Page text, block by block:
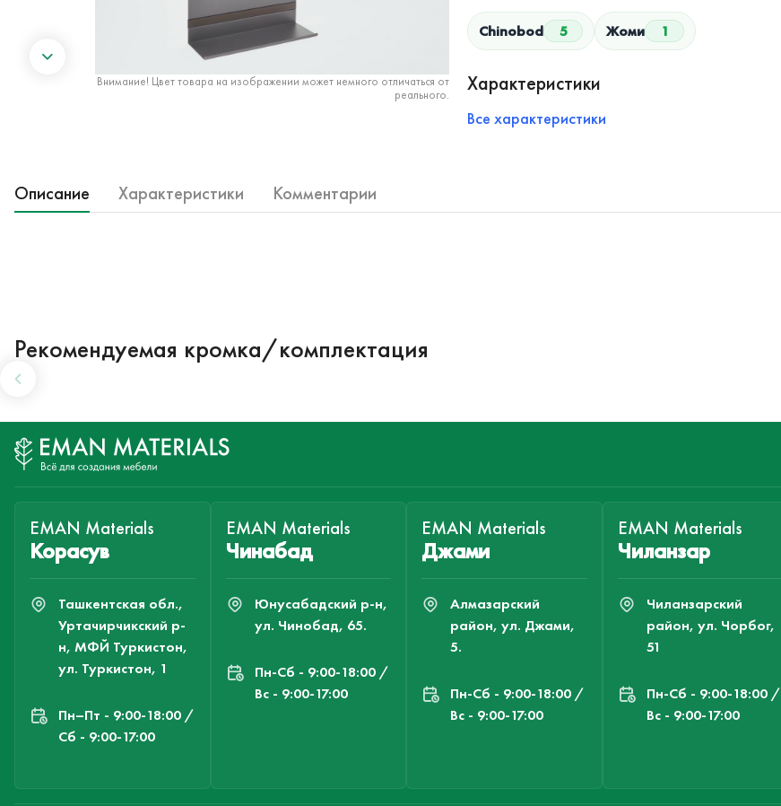
Внимание! Цвет товара на изображении может немного отличаться от
реального.
Chinobod 5 Жоми 1
Характеристики
Все характеристики
Описание Характеристики Комментарии
Рекомендуемая кромка/комплектация
EMAN Materials
Корасув
Ташкентская обл.,
Уртачирчикский р-
н, МФЙ Туркистон,
ул. Туркистон, 1
Пн–Пт - 9:00-18:00 /
Сб - 9:00-17:00
EMAN Materials
Чинабад
Юнусабадский р-н,
ул. Чинобад, 65.
Пн-Cб - 9:00-18:00 /
Вс - 9:00-17:00
EMAN Materials
Джами
Алмазарский
район, ул. Джами,
5.
Пн-Cб - 9:00-18:00 /
Вс - 9:00-17:00
EMAN Materials
Чиланзар
Чиланзарский
район, ул. Чорбог,
51
Пн-Cб - 9:00-18:00 /
Вс - 9:00-17:00